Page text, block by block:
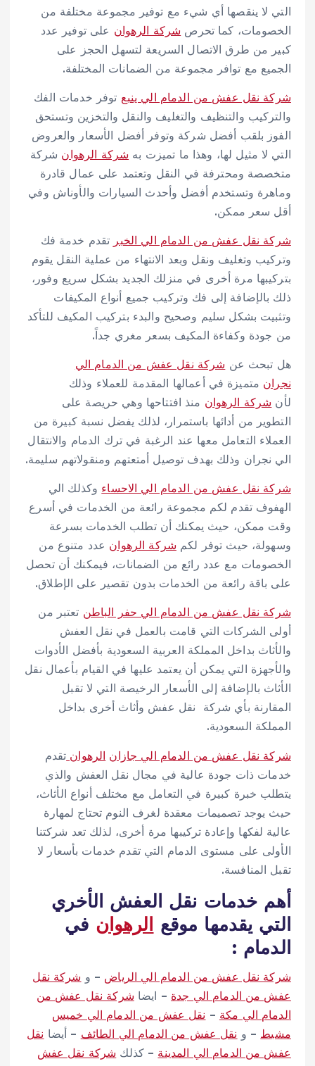
التي لا ينقصها أي شيء مع توفير مجموعة مختلفة من
الخصومات، كما تحرص شركة الرهوان على توفير عدد
كبير من طرق الاتصال السريعة لتسهل الحجز على
الجميع مع توافر مجموعة من الضمانات المختلفة.
شركة نقل عفش من الدمام الي ينبع توفر خدمات الفك
والتركيب والتنظيف والتغليف والنقل والتخزين وتستحق
الفوز بلقب أفضل شركة وتوفر أفضل الأسعار والعروض
التي لا مثيل لها، وهذا ما تميزت به شركة الرهوان شركة
متخصصة ومحترفة في النقل وتعتمد على عمال قادرة
وماهرة وتستخدم أفضل وأحدث السيارات والأوناش وفي
أقل سعر ممكن.
شركة نقل عفش من الدمام الي الخبر تقدم خدمة فك
وتركيب وتغليف ونقل وبعد الانتهاء من عملية النقل يقوم
بتركيبها مرة أخرى في منزلك الجديد بشكل سريع وفور،
ذلك بالإضافة إلى فك وتركيب جميع أنواع المكيفات
وتثبيت بشكل سليم وصحيح والبدء بتركيب المكيف للتأكد
من جودة وكفاءة المكيف بسعر مغري جداً.
هل تبحث عن شركة نقل عفش من الدمام الي
نجران متميزة في أعمالها المقدمة للعملاء وذلك
لأن شركة الرهوان منذ افتتاحها وهي حريصة على
التطوير من أدائها باستمرار، لذلك يفضل نسبة كبيرة من
العملاء التعامل معها عند الرغبة في ترك الدمام والانتقال
الي نجران وذلك بهدف توصيل أمتعتهم ومنقولاتهم سليمة.
شركة نقل عفش من الدمام الي الاحساء وكذلك الي
الهفوف تقدم لكم مجموعة رائعة من الخدمات في أسرع
وقت ممكن، حيث يمكنك أن تطلب الخدمات بسرعة
وسهولة، حيث توفر لكم شركة الرهوان عدد متنوع من
الخصومات مع عدد رائع من الضمانات، فيمكنك أن تحصل
على باقة رائعة من الخدمات بدون تقصير على الإطلاق.
شركة نقل عفش من الدمام الي حفر الباطن تعتبر من
أولى الشركات التي قامت بالعمل في نقل العفش
والأثاث بداخل المملكة العربية السعودية بأفضل الأدوات
والأجهزة التي يمكن أن يعتمد عليها في القيام بأعمال نقل
الأثاث بالإضافة إلى الأسعار الرخيصة التي لا تقبل
المقارنة بأي شركة نقل عفش وأثاث أخرى بداخل
المملكة السعودية.
شركة نقل عفش من الدمام الي جازان الرهوان تقدم
خدمات ذات جودة عالية في مجال نقل العفش والذي
يتطلب خبرة كبيرة في التعامل مع مختلف أنواع الأثاث،
حيث يوجد تصميمات معقدة لغرف النوم تحتاج لمهارة
عالية لفكها وإعادة تركيبها مرة أخرى، لذلك تعد شركتنا
الأولى على مستوى الدمام التي تقدم خدمات بأسعار لا
تقبل المنافسة.
أهم خدمات نقل العفش الأخري
التي يقدمها موقع الرهوان في
الدمام :
شركة نقل عفش من الدمام الي الرياض – و شركة نقل
عفش من الدمام الي جدة – ايضا شركة نقل عفش من
الدمام الي مكة – نقل عفش من الدمام الي خميس
مشيط – و نقل عفش من الدمام الي الطائف – أيضا نقل
عفش من الدمام الي المدينة – كذلك شركة نقل عفش